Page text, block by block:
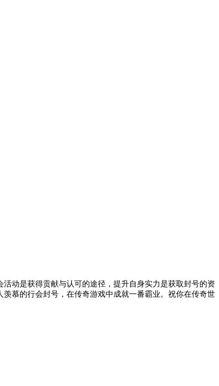
动是获得贡献与认可的途径，提升自身实力是获取封号的资
慕的行会封号，在传奇游戏中成就一番霸业。祝你在传奇世